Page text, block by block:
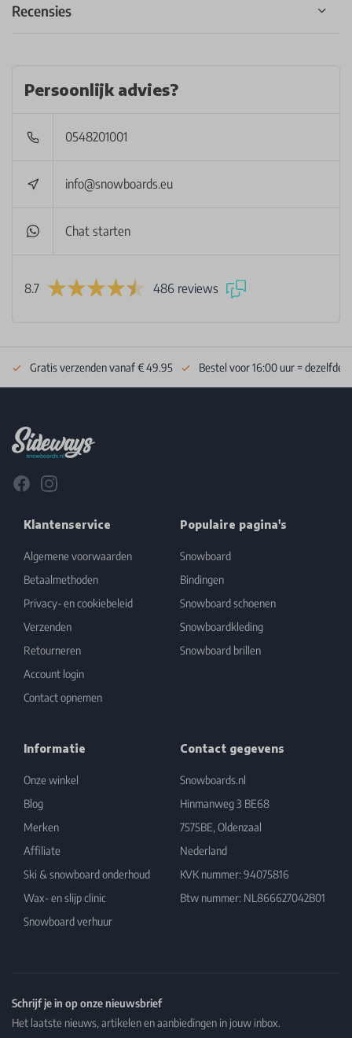
Recensies
Persoonlijk advies?
0548201001
info@snowboards.eu
Chat starten
8.7 486 reviews
Gratis verzenden vanaf € 49.95 Bestel voor 16:00 uur = dezelfde
FacebookInstagram
Klantenservice
Algemene voorwaarden
Betaalmethoden
Privacy- en cookiebeleid
Verzenden
Retourneren
Account login
Contact opnemen
Populaire pagina's
Snowboard
Bindingen
Snowboard schoenen
Snowboardkleding
Snowboard brillen
Informatie
Onze winkel
Blog
Merken
Affiliate
Ski & snowboard onderhoud
Wax- en slijp clinic
Snowboard verhuur
Contact gegevens
Snowboards.nl
Hinmanweg 3 BE68
7575BE, Oldenzaal
Nederland
KVK nummer: 94075816
Btw nummer: NL866627042B01
Schrijf je in op onze nieuwsbrief
Het laatste nieuws, artikelen en aanbiedingen in jouw inbox.